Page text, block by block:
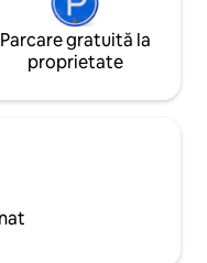
Parcare gratuită la
proprietate